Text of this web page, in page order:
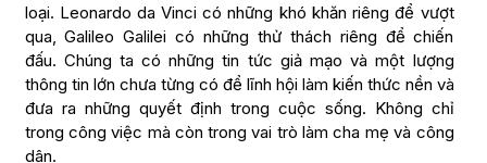
loại. Leonardo da Vinci có những khó khăn riêng để vượt
qua, Galileo Galilei có những thử thách riêng để chiến
đấu. Chúng ta có những tin tức giả mạo và một lượng
thông tin lớn chưa từng có để lĩnh hội làm kiến thức nền và
đưa ra những quyết định trong cuộc sống. Không chỉ
trong công việc mà còn trong vai trò làm cha mẹ và công
dân.